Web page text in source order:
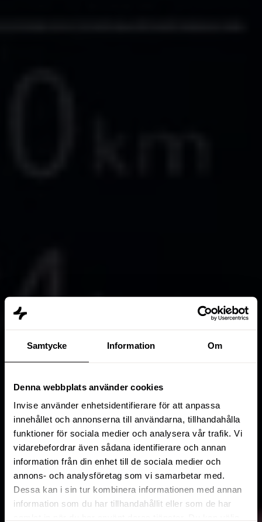
Samtycke Information Om
Denna webbplats använder cookies
Invise använder enhetsidentifierare för att anpassa
innehållet och annonserna till användarna, tillhandahålla
funktioner för sociala medier och analysera vår trafik. Vi
vidarebefordrar även sådana identifierare och annan
information från din enhet till de sociala medier och
annons- och analysföretag som vi samarbetar med.
Dessa kan i sin tur kombinera informationen med annan
information som du har tillhandahållit eller som de har